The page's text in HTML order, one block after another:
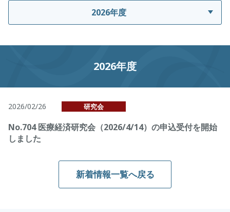
2026年度
2026年度
2026/02/26 研究会
No.704 医療経済研究会（2026/4/14）の申込受付を開始
しました
新着情報一覧へ戻る